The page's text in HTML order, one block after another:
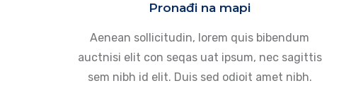
Pronađi na mapi
Aenean sollicitudin, lorem quis bibendum
auctnisi elit con seqas uat ipsum, nec sagittis
sem nibh id elit. Duis sed odioit amet nibh.